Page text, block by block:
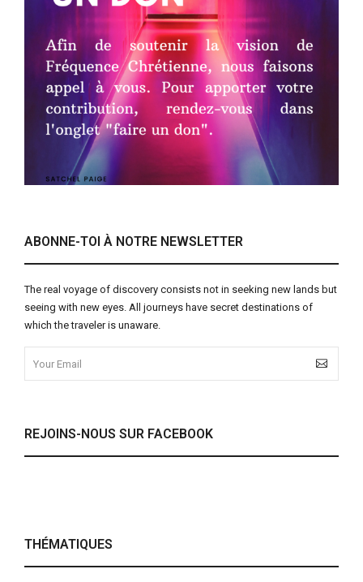
ABONNE-TOI À NOTRE NEWSLETTER
The real voyage of discovery consists not in seeking new lands but
seeing with new eyes. All journeys have secret destinations of
which the traveler is unaware.
REJOINS-NOUS SUR FACEBOOK
THÉMATIQUES